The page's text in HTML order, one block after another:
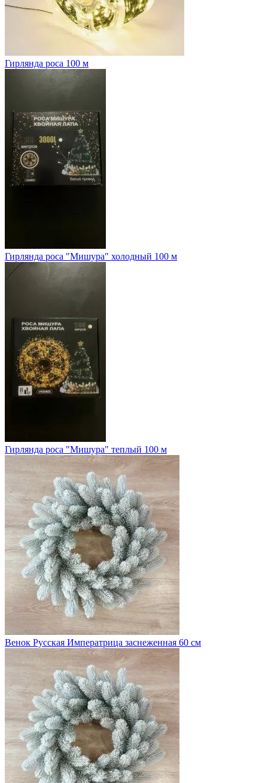
Гирлянда роса 100 м
Гирлянда роса "Мишура" холодный 100 м
Гирлянда роса "Мишура" теплый 100 м
Венок Русская Императрица заснеженная 60 см